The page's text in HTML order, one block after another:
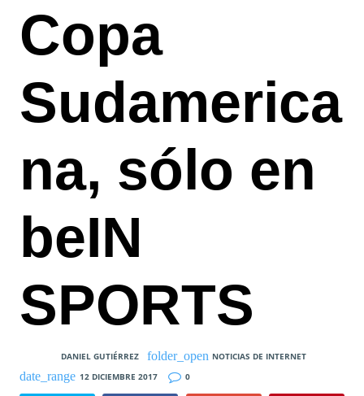
Copa
Sudamerica
na, sólo en
beIN
SPORTS
DANIEL GUTIÉRREZ
NOTICIAS DE INTERNET
12 DICIEMBRE 2017
0